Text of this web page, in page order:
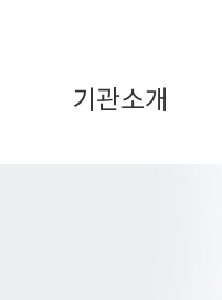
기관소개